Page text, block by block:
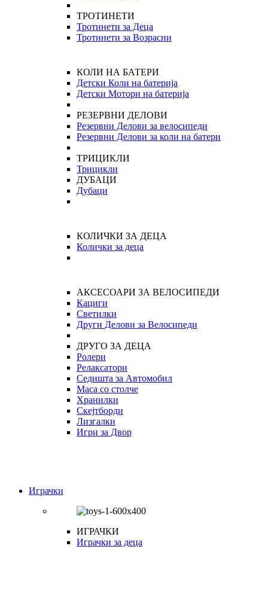
ТРОТИНЕТИ
Тротинети за Деца
Тротинети за Возрасни
КОЛИ НА БАТЕРИ
Детски Коли на батерија
Детски Мотори на батерија
РЕЗЕРВНИ ДЕЛОВИ
Резервни Делови за велосипеди
Резервни Делови за коли на батери
ТРИЦИКЛИ
Трицикли
ДУБАЦИ
Дубаци
КОЛИЧКИ ЗА ДЕЦА
Колички за деца
АКСЕСОАРИ ЗА ВЕЛОСИПЕДИ
Кациги
Светилки
Други Делови за Велосипеди
ДРУГО ЗА ДЕЦА
Ролери
Релаксатори
Седишта за Автомобил
Маса со столче
Хранилки
Скејтборди
Лизгалки
Игри за Двор
Играчки
ИГРАЧКИ
Играчки за деца